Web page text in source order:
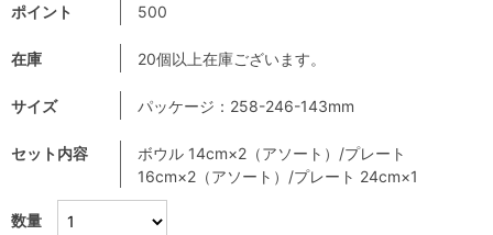
数量
ポイント 500
在庫 20個以上在庫ございます。
サイズ パッケージ：258-246-143mm
セット内容
ボウル 14cm×2（アソート）/プレート
16cm×2（アソート）/プレート 24cm×1